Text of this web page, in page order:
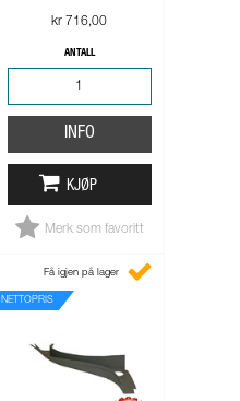
kr 716,00
ANTALL
INFO
KJØP
Merk som favoritt
NETTOPRIS
Få igjen på lager